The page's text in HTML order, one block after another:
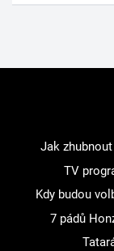
Jak zhubnout
TV
Kdy budou
7 pádů